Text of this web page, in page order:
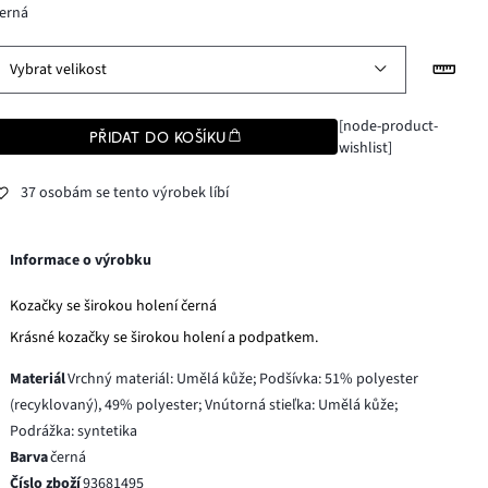
Vybrat velikost
PŘIDAT DO KOŠÍKU
[node-product-
wishlist]
37 osobám se tento výrobek líbí
Informace o výrobku
Kozačky se širokou holení černá
Krásné kozačky se širokou holení a podpatkem.
MateriálVrchný materiál: Umělá kůže; Podšívka: 51% polyester
(recyklovaný), 49% polyester; Vnútorná stieľka: Umělá kůže;
Podrážka: syntetika
Barvačerná
Číslo zboží93681495